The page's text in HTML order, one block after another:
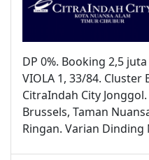
DP 0%. Booking 2,5
VIOLA 1, 33/84. Cluster
CitraIndah City
Brussels, Taman
Ringan. Varian Dinding